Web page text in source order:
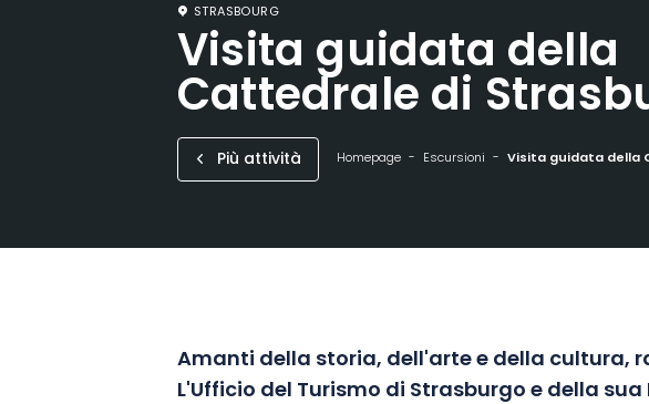
STRASBOURG
Visita guidata della
Cattedrale di
Più attività Homepage Escursioni Visita guidata della
Amanti della storia, dell'arte e della cultura,
L'Ufficio del Turismo di Strasburgo e della sua